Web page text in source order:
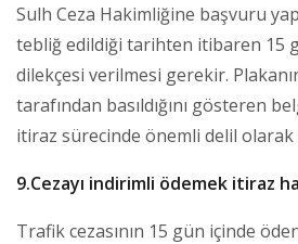
Sulh Ceza Hakimliğine başvuru
tebliğ edildiği tarihten itibaren 15
dilekçesi verilmesi gerekir.
tarafından basıldığını gösteren
itiraz sürecinde önemli delil
9.Cezayı indirimli ödemek itiraz
Trafik cezasının 15 gün içinde